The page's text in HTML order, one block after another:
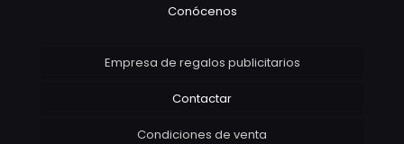
Conócenos
Empresa de regalos publicitarios
Contactar
Condiciones de venta